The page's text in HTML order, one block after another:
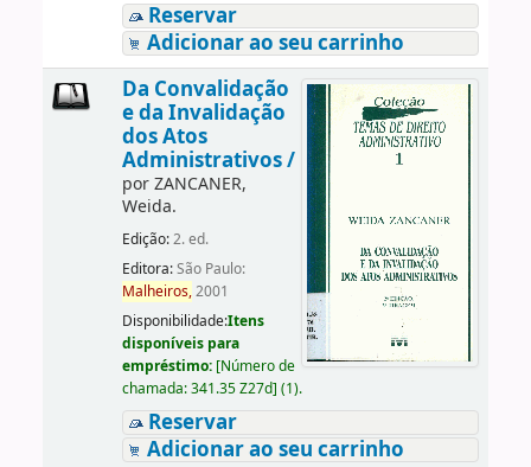
Reservar
Adicionar ao seu carrinho
Da Convalidação
e da Invalidação
dos Atos
Administrativos /
porZANCANER,
Weida.
Edição:2. ed.
Editora:São Paulo:
Malheiros,2001
Disponibilidade:Itens
disponíveis para
empréstimo: [Número de
chamada:341.35 Z27d] (1).
Reservar
Adicionar ao seu carrinho